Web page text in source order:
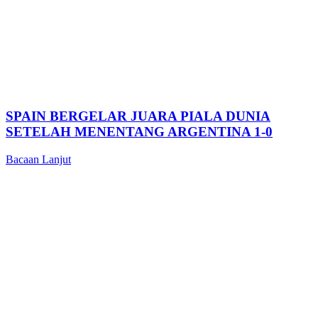
SPAIN BERGELAR JUARA PIALA DUNIA
SETELAH MENENTANG ARGENTINA 1-0
Bacaan Lanjut